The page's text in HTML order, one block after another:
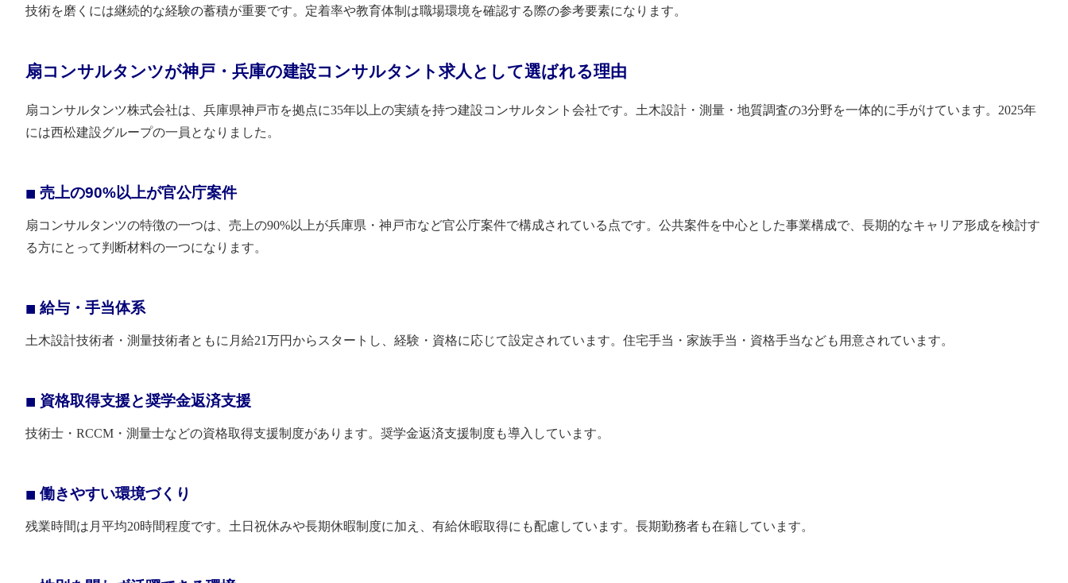
技術を磨くには継続的な経験の蓄積が重要です。定着率や教育体制は職場環境を確認する際の参考要素になります。
扇コンサルタンツが神戸・兵庫の建設コンサルタント求人として選ばれる理由
扇コンサルタンツ株式会社は、兵庫県神戸市を拠点に35年以上の実績を持つ建設コンサルタント会社です。土木設計・測量・地質調査の3分野を一体的に手がけています。2025年
には西松建設グループの一員となりました。
売上の90%以上が官公庁案件
扇コンサルタンツの特徴の一つは、売上の90%以上が兵庫県・神戸市など官公庁案件で構成されている点です。公共案件を中心とした事業構成で、長期的なキャリア形成を検討す
る方にとって判断材料の一つになります。
給与・手当体系
土木設計技術者・測量技術者ともに月給21万円からスタートし、経験・資格に応じて設定されています。住宅手当・家族手当・資格手当なども用意されています。
資格取得支援と奨学金返済支援
技術士・RCCM・測量士などの資格取得支援制度があります。奨学金返済支援制度も導入しています。
働きやすい環境づくり
残業時間は月平均20時間程度です。土日祝休みや長期休暇制度に加え、有給休暇取得にも配慮しています。長期勤務者も在籍しています。